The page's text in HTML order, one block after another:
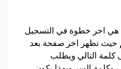
هي اخر خطوة في التسجيل
حيث تظهر اخر صفحة بعد
كلمة التالي ويطلب